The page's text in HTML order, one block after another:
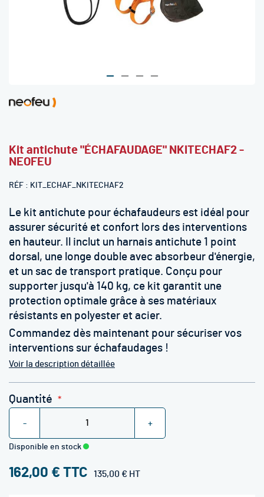
Kit antichute "ÉCHAFAUDAGE" NKITECHAF2 -
NEOFEU
RÉF KIT_ECHAF_NKITECHAF2
Le kit antichute pour échafaudeurs est idéal pour
assurer sécurité et confort lors des interventions
en hauteur. Il inclut un harnais antichute 1 point
dorsal, une longe double avec absorbeur d'énergie,
et un sac de transport pratique. Conçu pour
supporter jusqu'à 140 kg, ce kit garantit une
protection optimale grâce à ses matériaux
résistants en polyester et acier.
Commandez dès maintenant pour sécuriser vos
interventions sur échafaudages !
Voir la description détaillée
Quantité
- +
162,00 € 135,00 €
Disponible en stock
Skip
of
the
images
gallery